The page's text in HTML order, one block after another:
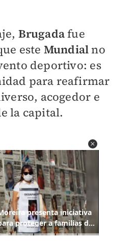
Brugadafue
este Mundialno
deportivo: es
para reafirmar
acogedor e
la capital.